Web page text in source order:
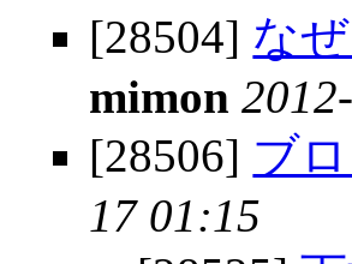
[28504] な
mimon
[28506] ブ
17 01:15